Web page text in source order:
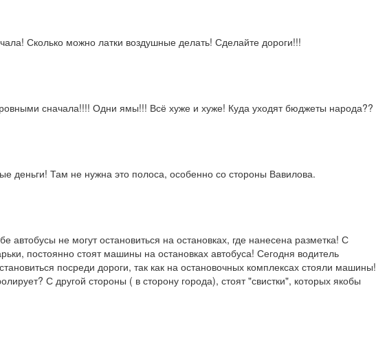
Сколько можно латки воздушные делать! Сделайте дороги!!!
сначала!!!! Одни ямы!!! Всё хуже и хуже! Куда уходят бюджеты народа??
деньги! Там не нужна это полоса, особенно со стороны Вавилова.
автобусы не могут остановиться на остановках, где нанесена разметка! С
постоянно стоят машины на остановках автобуса! Сегодня водитель
посреди дороги, так как на остановочных комплексах стояли машины!
С другой стороны ( в сторону города), стоят "свистки", которых якобы